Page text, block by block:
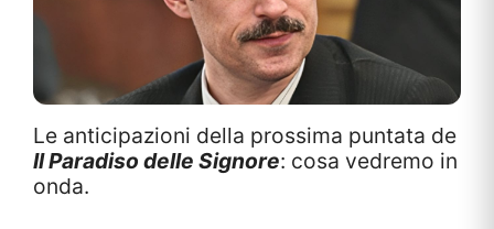
Le anticipazioni della prossima puntata de
Il Paradiso delle Signore: cosa vedremo in
onda.